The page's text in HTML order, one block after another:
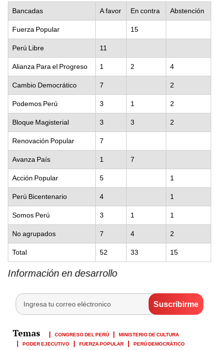
Bancadas A favor En contra Abstención
Fuerza Popular 15
Perú Libre 11
Alianza Para el Progreso 1 2 4
Cambio Democrático 7 2
Podemos Perú 3 1 2
Bloque Magisterial 3 3 2
Renovación Popular 7
Avanza País 1 7
Acción Popular 5 1
Perú Bicentenario 4 1
Somos Perú 3 1 1
No agrupados 7 4 2
Total 52 33 15
Información en desarrollo
CONGRESO DEL PERÚ
MINISTERIO DE CULTURA
PODER EJECUTIVO
FUERZA POPULAR PERÚ DEMOCRÁTICO